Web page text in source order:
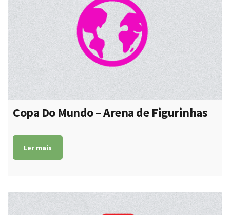
Copa Do Mundo – Arena de Figurinhas
Ler mais